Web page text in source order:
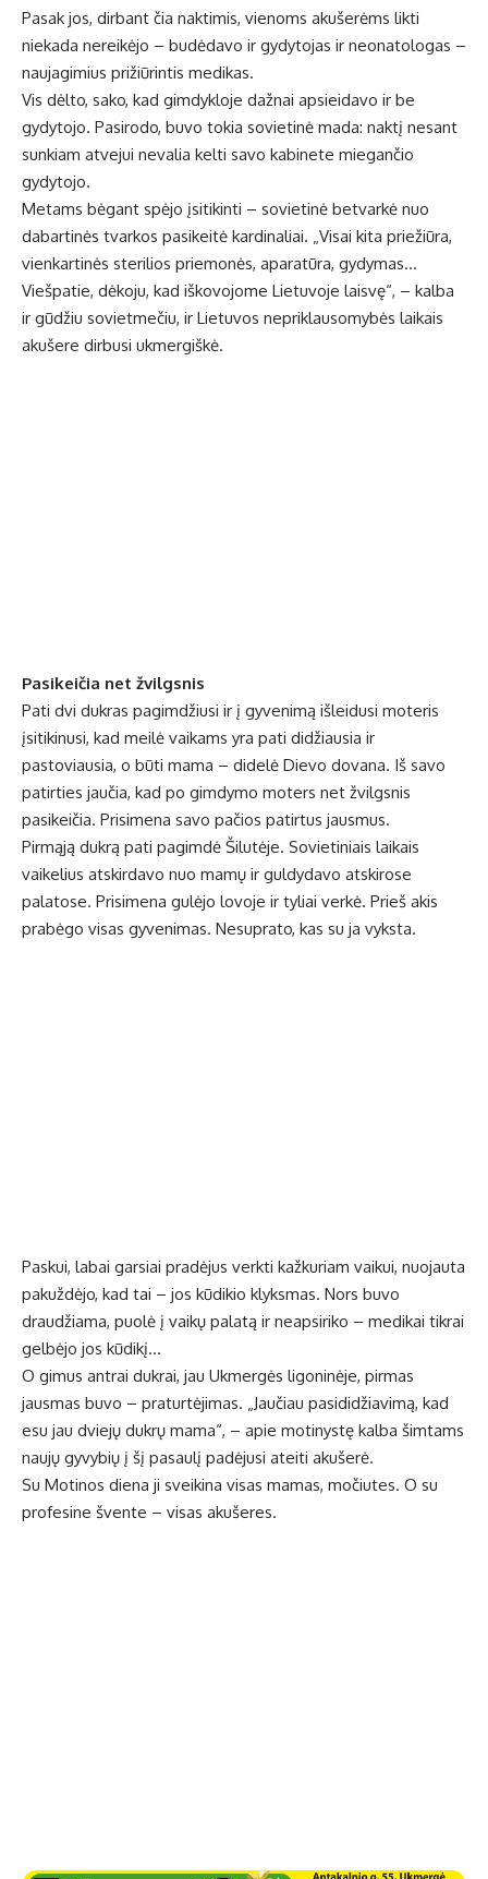
Pasak jos, dirbant čia naktimis, vienoms akušerėms likti
niekada nereikėjo – budėdavo ir gydytojas ir neonatologas –
naujagimius prižiūrintis medikas.
Vis dėlto, sako, kad gimdykloje dažnai apsieidavo ir be
gydytojo. Pasirodo, buvo tokia sovietinė mada: naktį nesant
sunkiam atvejui nevalia kelti savo kabinete miegančio
gydytojo.
Metams bėgant spėjo įsitikinti – sovietinė betvarkė nuo
dabartinės tvarkos pasikeitė kardinaliai. „Visai kita priežiūra,
vienkartinės sterilios priemonės, aparatūra, gydymas…
Viešpatie, dėkoju, kad iškovojome Lietuvoje laisvę“, – kalba
ir gūdžiu sovietmečiu, ir Lietuvos nepriklausomybės laikais
akušere dirbusi ukmergiškė.
Pasikeičia net žvilgsnis
Pati dvi dukras pagimdžiusi ir į gyvenimą išleidusi moteris
įsitikinusi, kad meilė vaikams yra pati didžiausia ir
pastoviausia, o būti mama – didelė Dievo dovana. Iš savo
patirties jaučia, kad po gimdymo moters net žvilgsnis
pasikeičia. Prisimena savo pačios patirtus jausmus.
Pirmąją dukrą pati pagimdė Šilutėje. Sovietiniais laikais
vaikelius atskirdavo nuo mamų ir guldydavo atskirose
palatose. Prisimena gulėjo lovoje ir tyliai verkė. Prieš akis
prabėgo visas gyvenimas. Nesuprato, kas su ja vyksta.
Paskui, labai garsiai pradėjus verkti kažkuriam vaikui, nuojauta
pakuždėjo, kad tai – jos kūdikio klyksmas. Nors buvo
draudžiama, puolė į vaikų palatą ir neapsiriko – medikai tikrai
gelbėjo jos kūdikį…
O gimus antrai dukrai, jau Ukmergės ligoninėje, pirmas
jausmas buvo – praturtėjimas. „Jaučiau pasididžiavimą, kad
esu jau dviejų dukrų mama“, – apie motinystę kalba šimtams
naujų gyvybių į šį pasaulį padėjusi ateiti akušerė.
Su Motinos diena ji sveikina visas mamas, močiutes. O su
profesine švente – visas akušeres.